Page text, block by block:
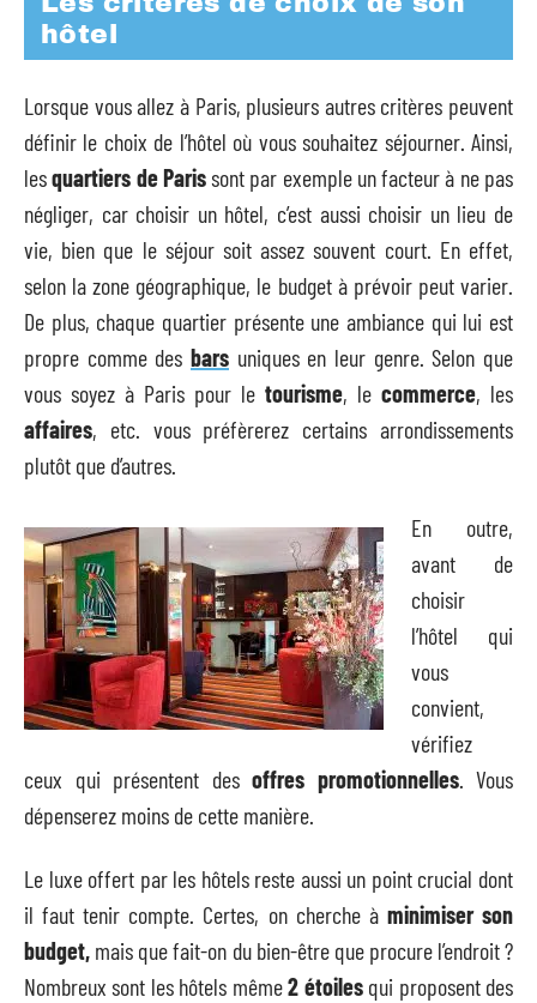
hôtel
Lorsque vous allez à Paris, plusieurs autres critères peuvent
définir le choix de l’hôtel où vous souhaitez séjourner. Ainsi,
lesquartiers de Parissont par exemple un facteur à ne pas
négliger, car choisir un hôtel, c’est aussi choisir un lieu de
vie, bien que le séjour soit assez souvent court. En effet,
selon la zone géographique, le budget à prévoir peut varier.
De plus, chaque quartier présente une ambiance qui lui est
propre comme des bars uniques en leur genre. Selon que
vous soyez à Paris pour le tourisme, le commerce, les
affaires, etc. vous préfèrerez certains arrondissements
plutôt que d’autres.
En outre,
avant de
choisir
l’hôtel qui
vous
convient,
vérifiez
ceux qui présentent des offres promotionnelles. Vous
dépenserez moins de cette manière.
Le luxe offert par les hôtels reste aussi un point crucial dont
il faut tenir compte. Certes, on cherche à minimiser son
budget, mais que fait-on du bien-être que procure l’endroit ?
Nombreux sont les hôtels même2 étoilesqui proposent des